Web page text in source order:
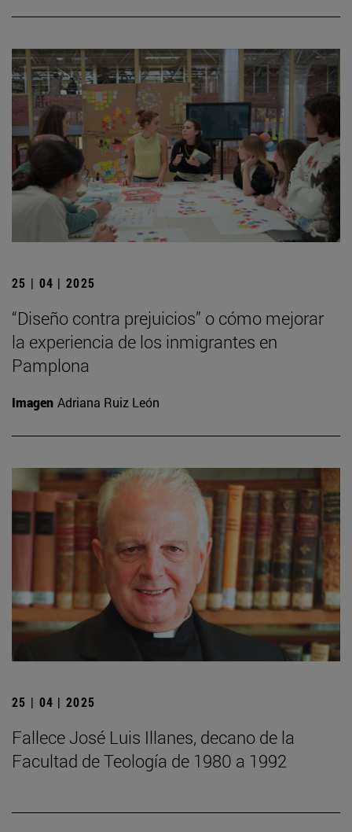
25 | 04 | 2025
“Diseño contra prejuicios” o cómo mejorar
la experiencia de los inmigrantes en
Pamplona
Imagen Adriana Ruiz León
25 | 04 | 2025
Fallece José Luis Illanes, decano de la
Facultad de Teología de 1980 a 1992